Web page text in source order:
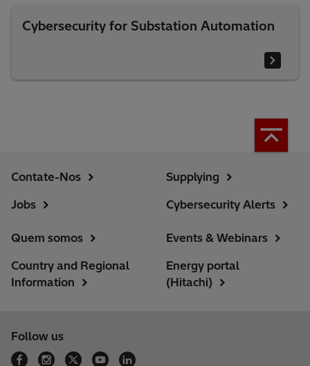
Cybersecurity for Substation Automation
Contate-Nos
Jobs
Supplying
Cybersecurity Alerts
Quem somos
Country and Regional
Information
Events & Webinars
Energy portal
(Hitachi)
Follow us